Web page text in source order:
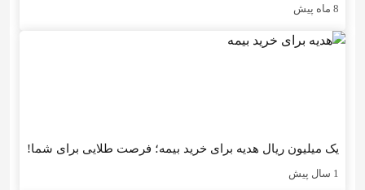
8 ماه پیش
یک میلیون ریال هدیه برای خرید بیمه؛ فرصت طلایی برای شما!
1 سال پیش